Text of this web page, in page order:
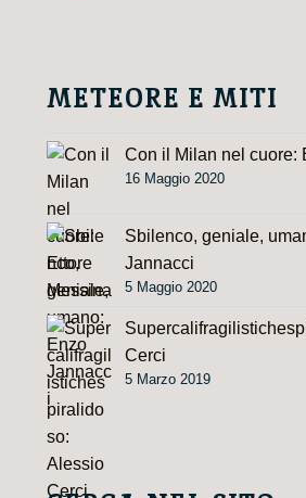
METEORE E MITI
Con il Milan nel cuore:
16 Maggio 2020
Sbilenco, geniale,
Jannacci
5 Maggio 2020
Cerci
5 Marzo 2019